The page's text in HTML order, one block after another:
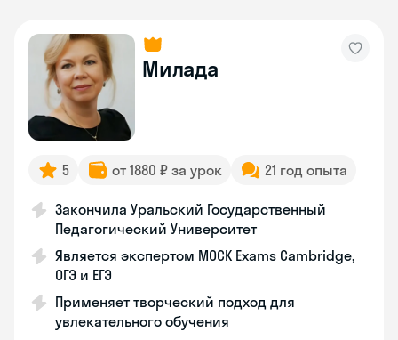
Милада
5 от 1880 ₽ за урок 21 год опыта
Закончила Уральский Государственный
Педагогический Университет
Является экспертом MOCK Exams Cambridge,
ОГЭ и ЕГЭ
Применяет творческий подход для
увлекательного обучения